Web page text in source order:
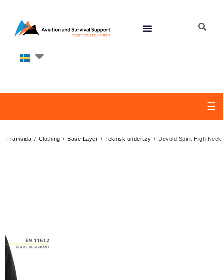
☰
Framsida / Clothing / Base Layer / Teknisk undertøy / Devold Spirit High Neck